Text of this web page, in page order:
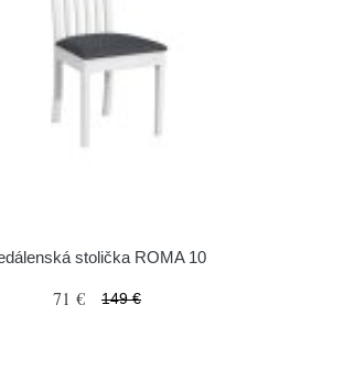
stolička ROMA 10
71 € 149 €